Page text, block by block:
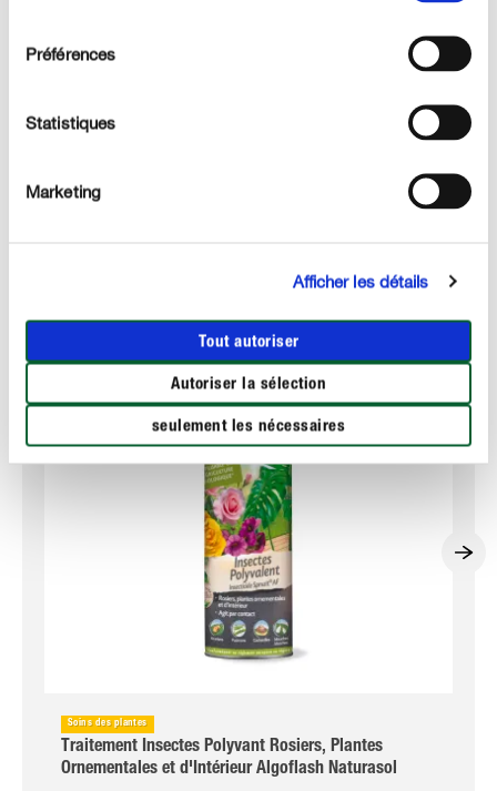
Préférences
Statistiques
Marketing
Afficher les détails
Tout autoriser
Autoriser la sélection
seulement les nécessaires
Soins des plantes
Traitement Insectes Polyvant Rosiers, Plantes
Ornementales et d'Intérieur Algoflash Naturasol